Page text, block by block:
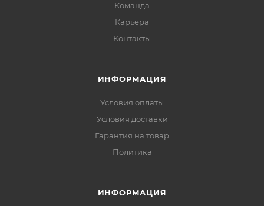
Команда
Карьера
Контакты
ИНФОРМАЦИЯ
Условия оплаты
Условия доставки
Гарантия на товар
Политика
ИНФОРМАЦИЯ